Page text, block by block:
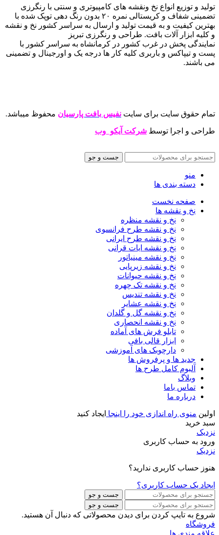
تولید و توزیع انواع نخ ونقشه های کامپیوتری و سنتی با رنگرزی
تضمینی شفاف و کریستالی نمره ۲۰ بدون رنگ دهی توپک شده با
بهترین کیفیت و به قیمت تولید و ارسال به سراسر کشور نخ و نقشه
و کلیه ابزار آلات بافت. طراحی و رنگرزی تبریز
نمایندگی پخش در غرب کشور در کرمانشاه به سراسر کشور با
پست و تیپاکس و باربری کلیه کار ها درجه یک و اورجینال و تضمینی
می باشند.
تمام حقوق سایت برای سایت نفیس بافت پارسیان محفوظ میباشد.
طراحی و اجرا توسط شرکت آیکو وب
جست و جو
منو
دسته بندی ها
صفحه نخست
نخ و نقشه ها
نخ و نقشه منظره
نخ و نقشه طرح فرانسوی
نخ و نقشه طرح ایرانی
نخ و نقشه ایات قرانی
نخ و نقشه مینیاتور
نخ و نقشه زیرپایی
نخ و نقشه حیوانات
نخ و نقشه تک چهره
نخ و نقشه تندیس
نخ و نقشه عشایر
نخ و نقشه گل و گلدان
نخ و نقشه انحصاری
تابلو فرش های آماده
ابزار قالی بافی
دارچوبک های آموزشی
جدید ها و پرفروش ها
آلبوم کامل طرح ها
وبلاگ
تماس باما
درباره ما
اولین منوی راه اندازی خود را اینجا ایجاد کنید
سبد خرید
نزدیک
ورود به حساب کاربری
نزدیک
هنوز حساب کاربری ندارید؟
ایجاد یک حساب کاربری؟
جست و جو
جست و جو
شروع به تایپ کردن برای دیدن محصولاتی که دنبال آن هستید.
فروشگاه